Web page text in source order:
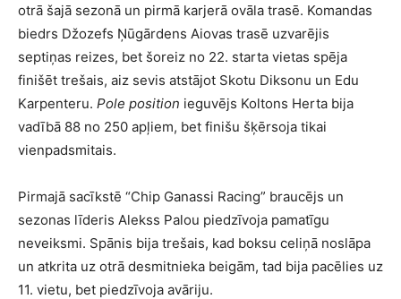
otrā šajā sezonā un pirmā karjerā ovāla trasē. Komandas
biedrs Džozefs Ņūgārdens Aiovas trasē uzvarējis
septiņas reizes, bet šoreiz no 22. starta vietas spēja
finišēt trešais, aiz sevis atstājot Skotu Diksonu un Edu
Karpenteru. Pole position ieguvējs Koltons Herta bija
vadībā 88 no 250 apļiem, bet finišu šķērsoja tikai
vienpadsmitais.
Pirmajā sacīkstē “Chip Ganassi Racing” braucējs un
sezonas līderis Alekss Palou piedzīvoja pamatīgu
neveiksmi. Spānis bija trešais, kad boksu celiņā noslāpa
un atkrita uz otrā desmitnieka beigām, tad bija pacēlies uz
11. vietu, bet piedzīvoja avāriju.